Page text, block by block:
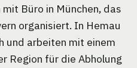
Büro in München, das
organisiert. In Hemau
und arbeiten mit einem
Region für die Abholung